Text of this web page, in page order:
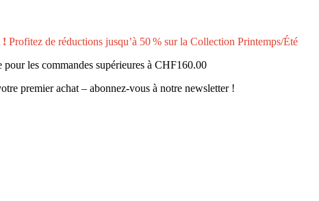
! Profitez de réductions jusqu’à 50 % sur la Collection Printemps/Été
les commandes supérieures à CHF160.00
premier achat – abonnez-vous à notre newsletter !